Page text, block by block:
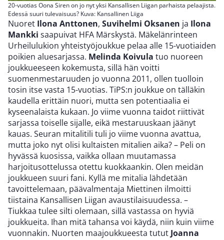
20-vuotias Oona Siren on jo nyt yksi Kansallisen Liigan parhaista pelaajista.
Edessä suuri tulevaisuus? Kuva: Kansallinen Liiga
Nuoret Ilona Anttonen, Suvihelmi Oksanen ja Ilona
Mankki saapuivat HFA Märskystä. Mäkelänrinteen
Urheilulukion yhteistyöjoukkue pelaa alle 15-vuotiaiden
poikien aluesarjassa. Melinda Koivula tuo nuoreen
joukkueeseen kokemusta, sillä hän voitti
suomenmestaruuden jo vuonna 2011, ollen tuolloin
tosin itse vasta 15-vuotias. TiPS:n joukkue on tälläkin
kaudella erittäin nuori, mutta sen potentiaalia ei
kyseenalaista kukaan. Jo viime vuonna taidot riittivät
sarjassa toiselle sijalle, eikä mestaruuskaan jäänyt
kauas. Seuran mitalitili tuli jo viime vuonna avattua,
mutta joko nyt olisi kultaisten mitalien aika? – Peli on
hyvässä kuosissa, vaikka ollaan muutamassa
harjoitusottelussa otettu kuokkaankin. Olen meidän
joukkueen suuri fani. Kyllä me mitalia lähdetään
tavoittelemaan, päävalmentaja Miettinen ilmoitti
tiistaina Kansallisen Liigan avaustilaisuudessa. –
Tiukkaa tulee silti olemaan, sillä vastassa on hyviä
joukkueita. Ihan mitä tahansa voi käydä, niin kuin viime
vuonnakin. Nuorten maajoukkueesta tutut Joanna